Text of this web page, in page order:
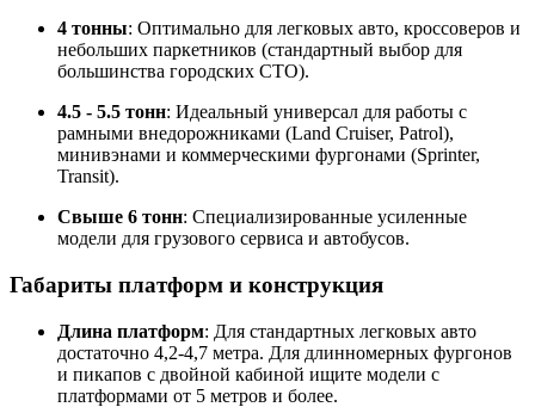
4 тонны: Оптимально для легковых авто, кроссоверов и
небольших паркетников (стандартный выбор для
большинства городских СТО).
4.5 - 5.5 тонн: Идеальный универсал для работы с
рамными внедорожниками (Land Cruiser, Patrol),
минивэнами и коммерческими фургонами (Sprinter,
Transit).
Свыше 6 тонн: Специализированные усиленные
модели для грузового сервиса и автобусов.
Габариты платформ и конструкция
Длина платформ: Для стандартных легковых авто
достаточно 4,2-4,7 метра. Для длинномерных фургонов
и пикапов с двойной кабиной ищите модели с
платформами от 5 метров и более.